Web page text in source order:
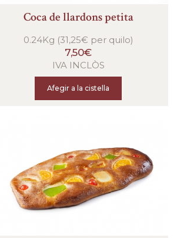
Coca de llardons petita
0.24Kg (31,25€ per quilo)
7,50€
IVA INCLÒS
Afegir a la cistella